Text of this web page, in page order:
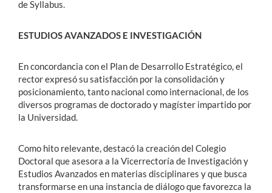
de Syllabus.
ESTUDIOS AVANZADOS E INVESTIGACIÓN
En concordancia con el Plan de Desarrollo Estratégico, el
rector expresó su satisfacción por la consolidación y
posicionamiento, tanto nacional como internacional, de los
diversos programas de doctorado y magíster impartido por
la Universidad.
Como hito relevante, destacó la creación del Colegio
Doctoral que asesora a la Vicerrectoría de Investigación y
Estudios Avanzados en materias disciplinares y que busca
transformarse en una instancia de diálogo que favorezca la